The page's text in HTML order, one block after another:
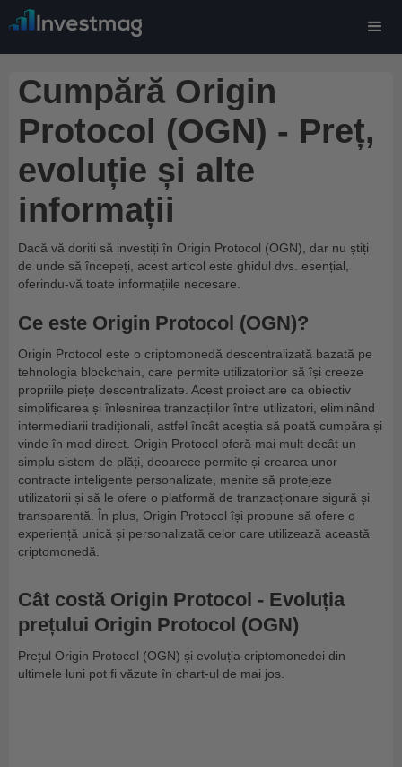
Cumpără Origin
Protocol (OGN) - Preț,
evoluție și alte
informații
Dacă vă doriți să investiți în Origin Protocol (OGN), dar nu știți
de unde să începeți, acest articol este ghidul dvs. esențial,
oferindu-vă toate informațiile necesare.
Ce este Origin Protocol (OGN)?
Origin Protocol este o criptomonedă descentralizată bazată pe
tehnologia blockchain, care permite utilizatorilor să își creeze
propriile piețe descentralizate. Acest proiect are ca obiectiv
simplificarea și înlesnirea tranzacțiilor între utilizatori, eliminând
intermediarii tradiționali, astfel încât aceștia să poată cumpăra și
vinde în mod direct. Origin Protocol oferă mai mult decât un
simplu sistem de plăți, deoarece permite și crearea unor
contracte inteligente personalizate, menite să protejeze
utilizatorii și să le ofere o platformă de tranzacționare sigură și
transparentă. În plus, Origin Protocol își propune să ofere o
experiență unică și personalizată celor care utilizează această
criptomonedă.
Cât costă Origin Protocol - Evoluția
prețului Origin Protocol (OGN)
Prețul Origin Protocol (OGN) și evoluția criptomonedei din
ultimele luni pot fi văzute în chart-ul de mai jos.